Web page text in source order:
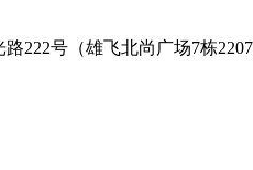
222号（雄飞北尚广场7栋